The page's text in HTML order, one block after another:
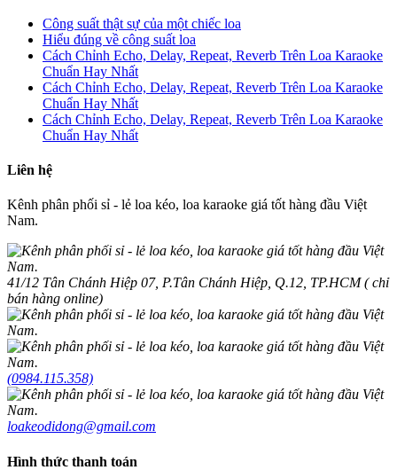
Công suất thật sự của một chiếc loa
Hiểu đúng về công suất loa
Cách Chỉnh Echo, Delay, Repeat, Reverb Trên Loa Karaoke
Chuẩn Hay Nhất
Cách Chỉnh Echo, Delay, Repeat, Reverb Trên Loa Karaoke
Chuẩn Hay Nhất
Cách Chỉnh Echo, Delay, Repeat, Reverb Trên Loa Karaoke
Chuẩn Hay Nhất
Liên hệ
Kênh phân phối sỉ - lẻ loa kéo, loa karaoke giá tốt hàng đầu Việt
Nam.
41/12 Tân Chánh Hiệp 07, P.Tân Chánh Hiệp, Q.12, TP.HCM ( chỉ
bán hàng online)
(0984.115.358)
loakeodidong@gmail.com
Hình thức thanh toán